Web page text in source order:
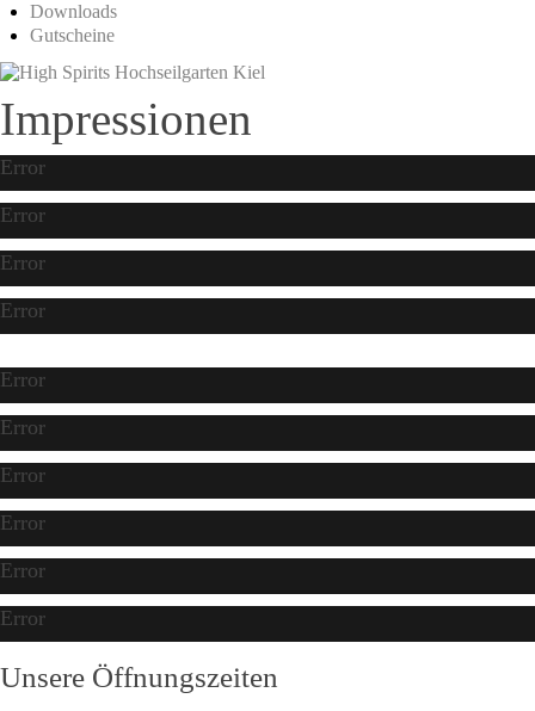
Downloads
Gutscheine
Impressionen
Error
Error
Error
Error
Error
Error
Error
Error
Error
Error
Unsere Öffnungszeiten